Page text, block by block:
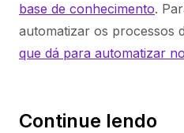
base de conhecimento.
automatizar os processos
que dá para automatizar
Continue lendo